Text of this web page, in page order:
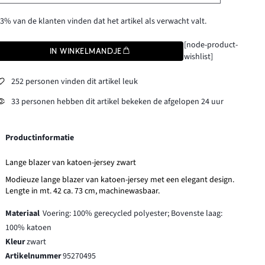
van de klanten vinden dat het artikel als verwacht valt.
IN WINKELMANDJE
[node-product-
wishlist]
252 personen vinden dit artikel leuk
33 personen hebben dit artikel bekeken de afgelopen 24 uur
Productinformatie
Lange blazer van katoen-jersey zwart
Modieuze lange blazer van katoen-jersey met een elegant design.
Lengte in mt. 42 ca. 73 cm, machinewasbaar.
Materiaal Voering: 100% gerecycled polyester; Bovenste laag:
100% katoen
Kleurzwart
Artikelnummer95270495